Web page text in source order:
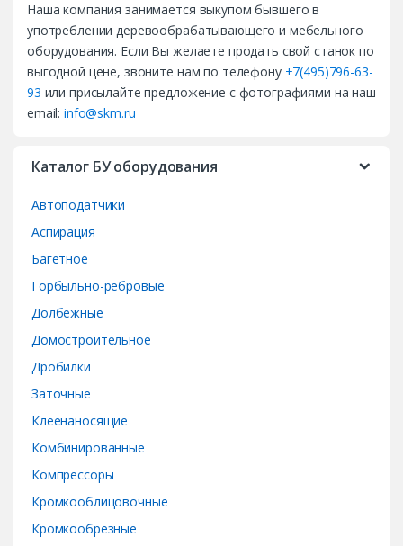
Наша компания занимается выкупом бывшего в
употреблении деревообрабатывающего и мебельного
оборудования. Если Вы желаете продать свой станок по
выгодной цене, звоните нам по телефону +7(495)796-63-
93 или присылайте предложение с фотографиями на наш
email:info@skm.ru
Каталог БУ оборудования
Автоподатчики
Аспирация
Багетное
Горбыльно-ребровые
Долбежные
Домостроительное
Дробилки
Заточные
Клеенаносящие
Комбинированные
Компрессоры
Кромкооблицовочные
Кромкообрезные